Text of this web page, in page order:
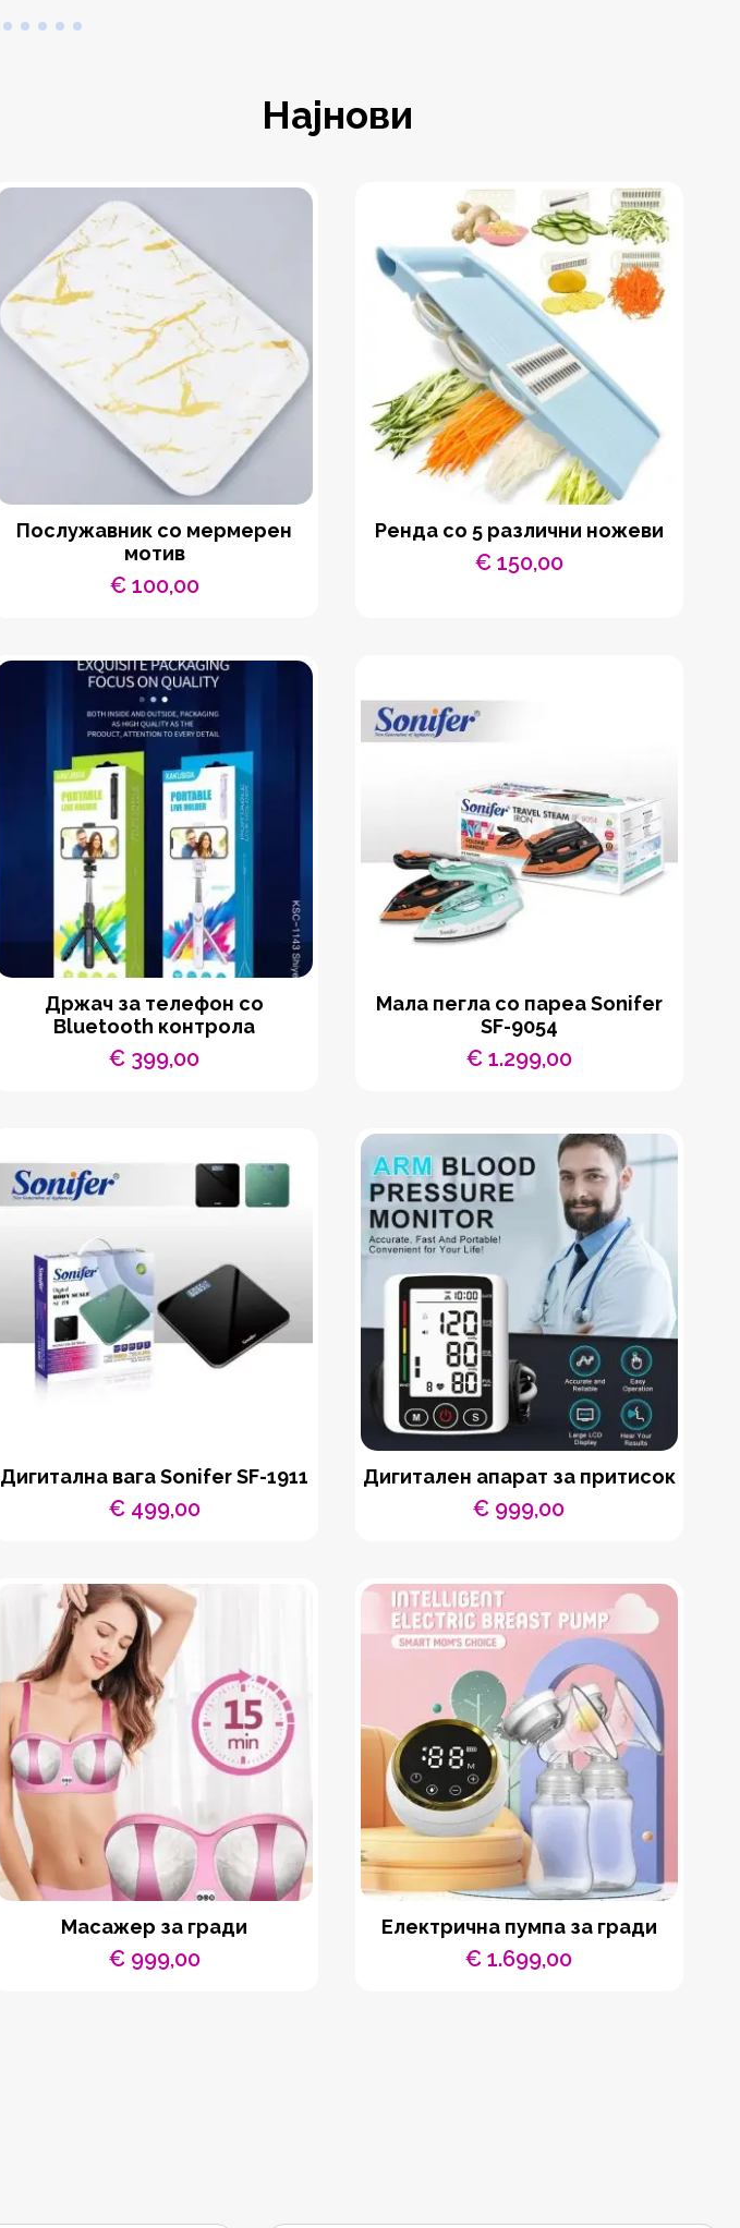
Најнови
Послужавник со мермерен
мотив
€100,00
Ренда со 5 различни ножеви
€150,00
Држач за телефон со
Bluetooth контрола
€ 399,00
Мала пегла со пареа Sonifer
SF-9054
€1.299,00
Дигитална вага Sonifer SF-1911
€499,00
Дигитален апарат за притисок
€ 999,00
Масажер за гради
€999,00
Електрична пумпа за гради
€ 1.699,00